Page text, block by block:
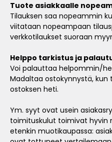
Tuote asiakkaalle
Tilauksen saa nopeammin
viitataan nopeampaan
verkkotilaukset suoraan
Helppo tarkistus ja
Voi palauttaa helpommin/
Madaltaa ostokynnystä, kun
ostoksen heti.
Ym. syyt ovat usein
toimituskulut toimivat hyvin
etenkin muotikaupassa: